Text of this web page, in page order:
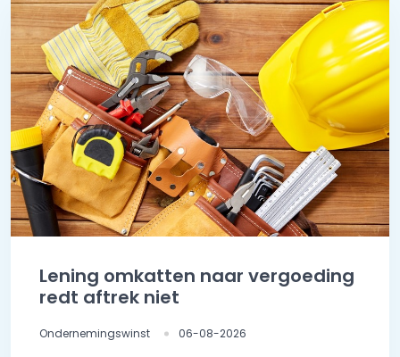
Lening omkatten naar vergoeding
redt aftrek niet
Ondernemingswinst 06-08-2026